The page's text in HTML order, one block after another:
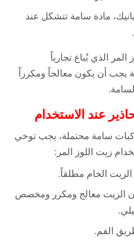
مادة سامة تتشكل عند
الذي يُباع تجارياً
يجب أن يكون معالجاً ومكرراً
عند الاستخدام
سامة محتملة، يجب توخي
زيت اللوز المر:
الخام مطلقاً.
الزيت معالج ومكرر ومخصص
الفم.